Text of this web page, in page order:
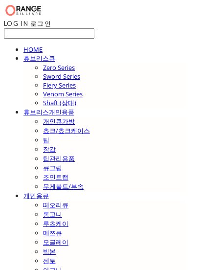
LOG IN 로그인
HOME
휴브리스큐
Zero Series
Sword Series
Fiery Series
Venom Series
Shaft (상대)
휴브리스개인용품
개인큐가방
쵸크/쵸크케이스
팁
장갑
팁관리용품
큐그립
조인트캡
무게볼트/부속
개인용큐
떼오리큐
롱고니
루츠케이
메쯔큐
모글레이
빅본
센토